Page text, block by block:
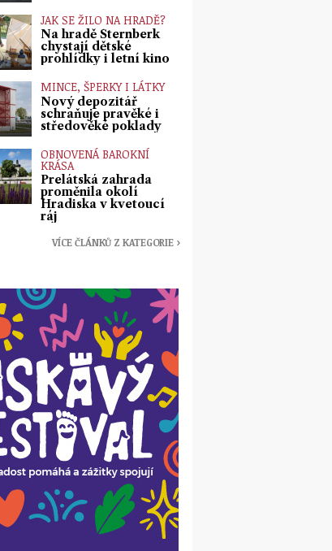
JAK SE ŽILO NA HRADĚ?
Na hradě Šternberk
chystají dětské
prohlídky i letní kino
MINCE, ŠPERKY I LÁTKY
Nový depozitář
schraňuje pravěké i
středověké poklady
OBNOVENÁ BAROKNÍ
KRÁSA
Prelátská zahrada
proměnila okolí
Hradiska v kvetoucí
ráj
VÍCE ČLÁNKŮ Z KATEGORIE ›